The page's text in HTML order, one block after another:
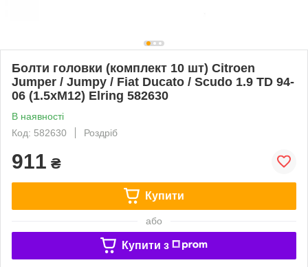
Болти головки (комплект 10 шт) Citroen
Jumper / Jumpy / Fiat Ducato / Scudo 1.9 TD 94-
06 (1.5xM12) Elring 582630
В наявності
Код: 582630
Роздріб
911 ₴
Купити
або
Купити з